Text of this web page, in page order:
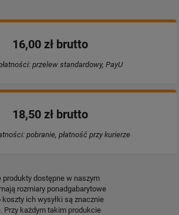
16,00 zł brutto
przelew standardowy, PayU
18,50 zł brutto
pobranie, płatność przy kurierze
produkty dostępne w naszym
rozmiary ponadgabarytowe
koszty ich wysyłki są znacznie
Przy każdym takim produkcie